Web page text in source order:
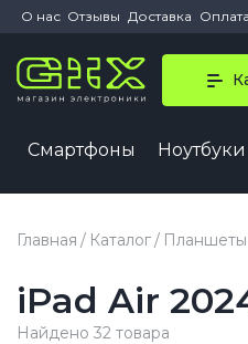
О нас Отзывы Доставка Оплата
Смартфоны Ноутбуки
Главная Каталог Планшеты
iPad Air
Найдено 32 товара